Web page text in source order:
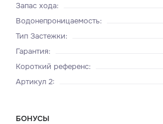
Запас хода:
Водонепроницаемость:
Тип Застежки:
Гарантия:
Короткий референс:
Артикул 2:
БОНУСЫ